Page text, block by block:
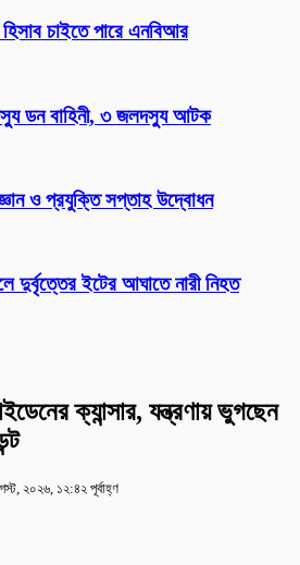
চাইতে পারে এনবিআর
ডন বাহিনী, ৩ জলদস্যু আটক
ও প্রযুক্তি সপ্তাহ উদ্বোধন
দুর্বৃত্তের ইটের আঘাতে নারী নিহত
ক্যান্সার, যন্ত্রণায় ভুগছেন
২০২৬, ১২:৪২ পূর্বাহ্ণ